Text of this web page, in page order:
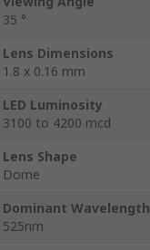
35 °
Lens Dimensions
1.8 x 0.16 mm
LED Luminosity
3100 to 4200 mcd
Lens Shape
Dome
Dominant Wavelength
525nm